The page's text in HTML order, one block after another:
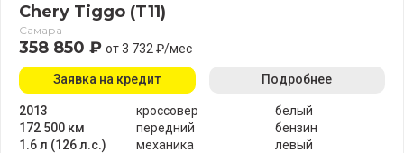
Chery Tiggo (T11)
Самара
358 850 ₽ от 3 732 ₽/мес
2013
172 500 км
1.6 л (126 л.с.)
кроссовер
передний
механика
белый
бензин
левый
Заявка на кредит Подробнее